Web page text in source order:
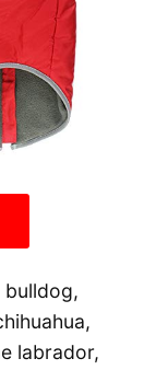
bulldog,
labrador,